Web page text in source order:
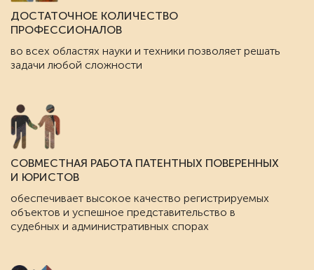
ДОСТАТОЧНОЕ КОЛИЧЕСТВО
ПРОФЕССИОНАЛОВ
во всех областях науки и техники позволяет решать
задачи любой сложности
СОВМЕСТНАЯ РАБОТА ПАТЕНТНЫХ ПОВЕРЕННЫХ
И ЮРИСТОВ
обеспечивает высокое качество регистрируемых
объектов и успешное представительство в
судебных и административных спорах